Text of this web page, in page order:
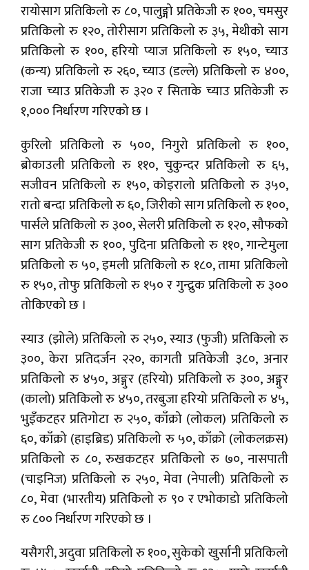
रायोसाग प्रतिकिलो रु ८०, पालुङ्गो प्रतिकेजी रु १००, चमसुर
प्रतिकिलो रु १२०, तोरीसाग प्रतिकिलो रु ३५, मेथीको साग
प्रतिकिलो रु १००, हरियो प्याज प्रतिकिलो रु १५०, च्याउ
(कन्य) प्रतिकिलो रु २६०, च्याउ (डल्ले) प्रतिकिलो रु ४००,
राजा च्याउ प्रतिकेजी रु ३२० र सिताके च्याउ प्रतिकेजी रु
१,००० निर्धारण गरिएको छ ।
कुरिलो प्रतिकिलो रु ५००, निगुरो प्रतिकिलो रु १००,
ब्रोकाउली प्रतिकिलो रु ११०, चुकुन्दर प्रतिकिलो रु ६५,
सजीवन प्रतिकिलो रु १५०, कोइरालो प्रतिकिलो रु ३५०,
रातो बन्दा प्रतिकिलो रु ६०, जिरीको साग प्रतिकिलो रु १००,
पार्सले प्रतिकिलो रु ३००, सेलरी प्रतिकिलो रु १२०, सौफको
साग प्रतिकेजी रु १००, पुदिना प्रतिकिलो रु ११०, गान्टेमुला
प्रतिकिलो रु ५०, इमली प्रतिकिलो रु १८०, तामा प्रतिकिलो
रु १५०, तोफु प्रतिकिलो रु १५० र गुन्द्रुक प्रतिकिलो रु ३००
तोकिएको छ ।
स्याउ (झोले) प्रतिकिलो रु २५०, स्याउ (फुजी) प्रतिकिलो रु
३००, केरा प्रतिदर्जन २२०, कागती प्रतिकेजी ३८०, अनार
प्रतिकिलो रु ४५०, अङ्गुर (हरियो) प्रतिकिलो रु ३००, अङ्गुर
(कालो) प्रतिकिलो रु ४५०, तरबुजा हरियो प्रतिकिलो रु ४५,
भुइँकटहर प्रतिगोटा रु २५०, काँक्रो (लोकल) प्रतिकिलो रु
६०, काँक्रो (हाइब्रिड) प्रतिकिलो रु ५०, काँक्रो (लोकलक्रस)
प्रतिकिलो रु ८०, रुखकटहर प्रतिकिलो रु ७०, नासपाती
(चाइनिज) प्रतिकिलो रु २५०, मेवा (नेपाली) प्रतिकिलो रु
८०, मेवा (भारतीय) प्रतिकिलो रु ९० र एभोकाडो प्रतिकिलो
रु ८०० निर्धारण गरिएको छ ।
यसैगरी, अदुवा प्रतिकिलो रु १००, सुकेको खुर्सानी प्रतिकिलो